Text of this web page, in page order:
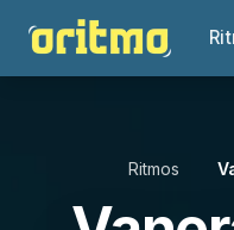
Ritmos